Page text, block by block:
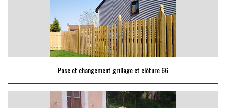
Pose et changement grillage et clôture 66